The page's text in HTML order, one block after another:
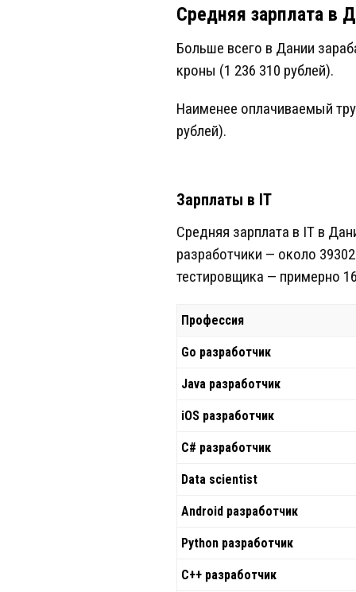
Средняя зарплата в
Больше всего в Дании
кроны (1 236 310 рублей).
Наименее оплачиваемый
рублей).
Зарплаты в IT
Средняя зарплата в IT в
разработчики — около
тестировщика — примерно
Профессия
Go разработчик
Java разработчик
iOS разработчик
C# разработчик
Data scientist
Android разработчик
Python разработчик
C++ разработчик